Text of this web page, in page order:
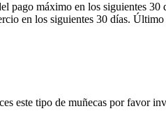
máximo en los siguientes
en los siguientes 30 días.
este tipo de muñecas por favor